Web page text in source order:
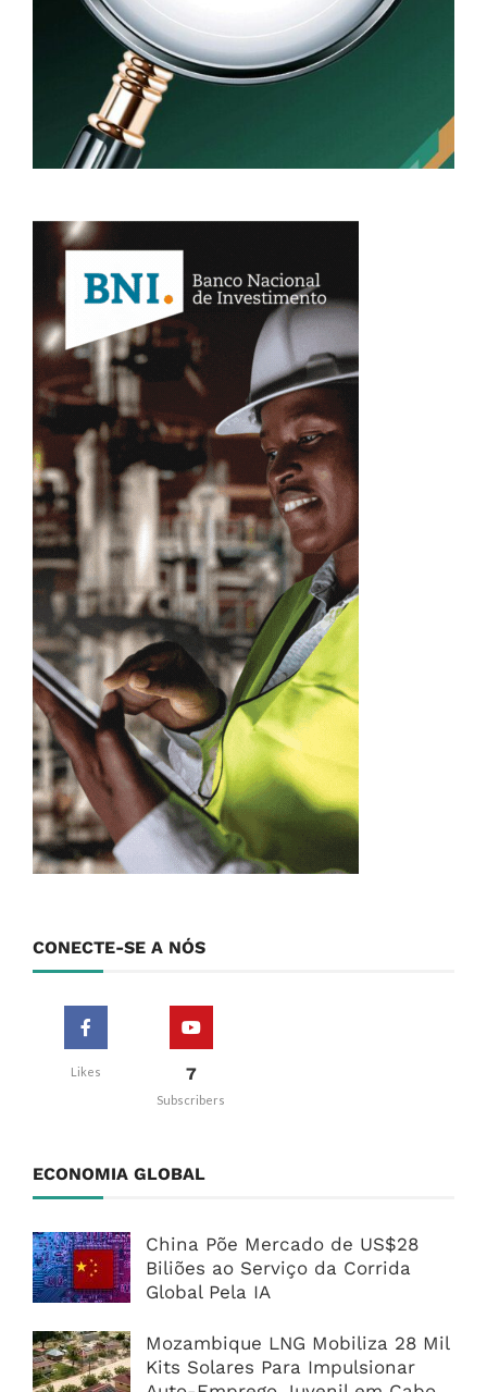
CONECTE-SE A NÓS
Likes 7
Subscribers
ECONOMIA GLOBAL
China Põe Mercado de US$28
Biliões ao Serviço da Corrida
Global Pela IA
Mozambique LNG Mobiliza 28 Mil
Kits Solares Para Impulsionar